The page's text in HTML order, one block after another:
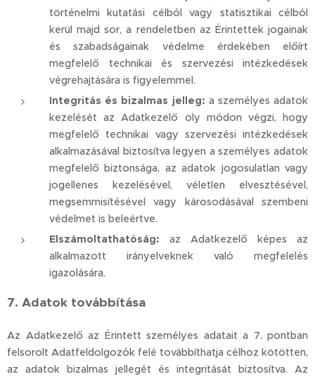
történelmi kutatási célból vagy statisztikai célból
kerül majd sor, a rendeletben az Érintettek jogainak
és szabadságainak védelme érdekében előírt
megfelelő technikai és szervezési intézkedések
végrehajtására is figyelemmel.
Integritás és bizalmas jelleg: a személyes adatok
kezelését az Adatkezelő oly módon végzi, hogy
megfelelő technikai vagy szervezési intézkedések
alkalmazásával biztosítva legyen a személyes adatok
megfelelő biztonsága, az adatok jogosulatlan vagy
jogellenes kezelésével, véletlen elvesztésével,
megsemmisítésével vagy károsodásával szembeni
védelmet is beleértve.
Elszámoltathatóság: az Adatkezelő képes az
alkalmazott irányelveknek való megfelelés
igazolására.
7. Adatok továbbítása
Az Adatkezelő az Érintett személyes adatait a 7. pontban
felsorolt Adatfeldolgozók felé továbbíthatja célhoz kötötten,
az adatok bizalmas jellegét és integritását biztosítva. Az